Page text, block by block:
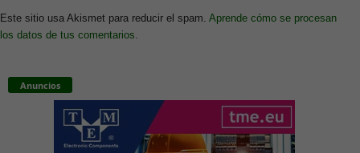
Este sitio usa Akismet para reducir el spam. Aprende cómo se procesan
los datos de tus comentarios.
Anuncios